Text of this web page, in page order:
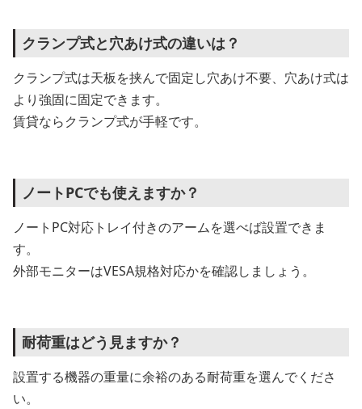
クランプ式と穴あけ式の違いは？
クランプ式は天板を挟んで固定し穴あけ不要、穴あけ式は
より強固に固定できます。
賃貸ならクランプ式が手軽です。
ノートPCでも使えますか？
ノートPC対応トレイ付きのアームを選べば設置できま
す。
外部モニターはVESA規格対応かを確認しましょう。
耐荷重はどう見ますか？
設置する機器の重量に余裕のある耐荷重を選んでくださ
い。